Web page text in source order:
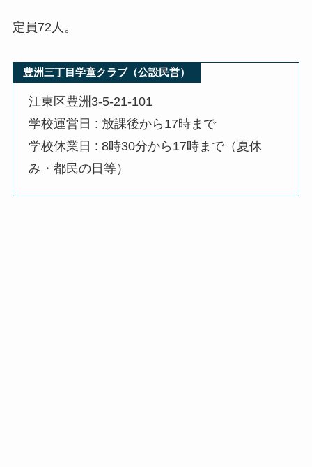
定員72人。
豊洲三丁目学童クラブ（公設民営）
江東区豊洲3-5-21-101
学校運営日 : 放課後から17時まで
学校休業日 : 8時30分から17時まで（夏休
み・都民の日等）